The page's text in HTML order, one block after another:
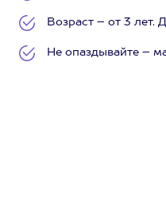
Возраст – от 3 лет.
Не опаздывайте –